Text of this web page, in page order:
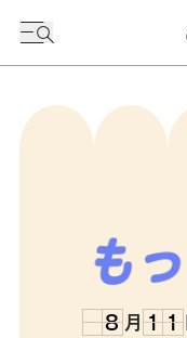
8
8
8
8 月 1
0
1 1
0
1